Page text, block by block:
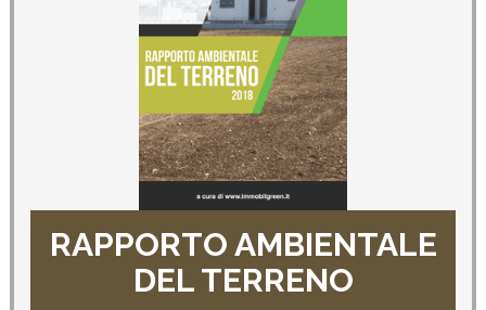
RAPPORTO AMBIENTALE
DEL TERRENO